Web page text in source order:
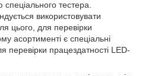
тестера.
використовувати
цього, для перевірки
асортименті є спеціальні
перевірки працездатності LED-